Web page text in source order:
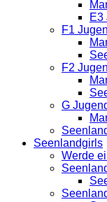
E3
F1
F2
G
Seenlandgirls
Werde